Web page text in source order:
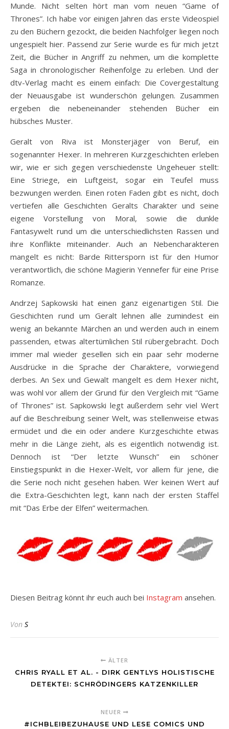
Munde. Nicht selten hört man vom neuen “Game of
Thrones”. Ich habe vor einigen Jahren das erste Videospiel
zu den Büchern gezockt, die beiden Nachfolger liegen noch
ungespielt hier. Passend zur Serie wurde es für mich jetzt
Zeit, die Bücher in Angriff zu nehmen, um die komplette
Saga in chronologischer Reihenfolge zu erleben. Und der
dtv-Verlag macht es einem einfach: Die Covergestaltung
der Neuausgabe ist wunderschön gelungen. Zusammen
ergeben die nebeneinander stehenden Bücher ein
hübsches Muster.
Geralt von Riva ist Monsterjäger von Beruf, ein
sogenannter Hexer. In mehreren Kurzgeschichten erleben
wir, wie er sich gegen verschiedenste Ungeheuer stellt:
Eine Striege, ein Luftgeist, sogar ein Teufel muss
bezwungen werden. Einen roten Faden gibt es nicht, doch
vertiefen alle Geschichten Geralts Charakter und seine
eigene Vorstellung von Moral, sowie die dunkle
Fantasywelt rund um die unterschiedlichsten Rassen und
ihre Konflikte miteinander. Auch an Nebencharakteren
mangelt es nicht: Barde Rittersporn ist für den Humor
verantwortlich, die schöne Magierin Yennefer für eine Prise
Romanze.
Andrzej Sapkowski hat einen ganz eigenartigen Stil. Die
Geschichten rund um Geralt lehnen alle zumindest ein
wenig an bekannte Märchen an und werden auch in einem
passenden, etwas altertümlichen Stil rübergebracht. Doch
immer mal wieder gesellen sich ein paar sehr moderne
Ausdrücke in die Sprache der Charaktere, vorwiegend
derbes. An Sex und Gewalt mangelt es dem Hexer nicht,
was wohl vor allem der Grund für den Vergleich mit “Game
of Thrones” ist. Sapkowski legt außerdem sehr viel Wert
auf die Beschreibung seiner Welt, was stellenweise etwas
ermüdet und die ein oder andere Kurzgeschichte etwas
mehr in die Länge zieht, als es eigentlich notwendig ist.
Dennoch ist “Der letzte Wunsch” ein schöner
Einstiegspunkt in die Hexer-Welt, vor allem für jene, die
die Serie noch nicht gesehen haben. Wer keinen Wert auf
die Extra-Geschichten legt, kann nach der ersten Staffel
mit “Das Erbe der Elfen” weitermachen.
Diesen Beitrag könnt ihr euch auch bei Instagram ansehen.
Von S
ÄLTER
CHRIS RYALL ET AL. - DIRK GENTLYS HOLISTISCHE
DETEKTEI: SCHRÖDINGERS KATZENKILLER
NEUER
#ICHBLEIBEZUHAUSE UND LESE COMICS UND